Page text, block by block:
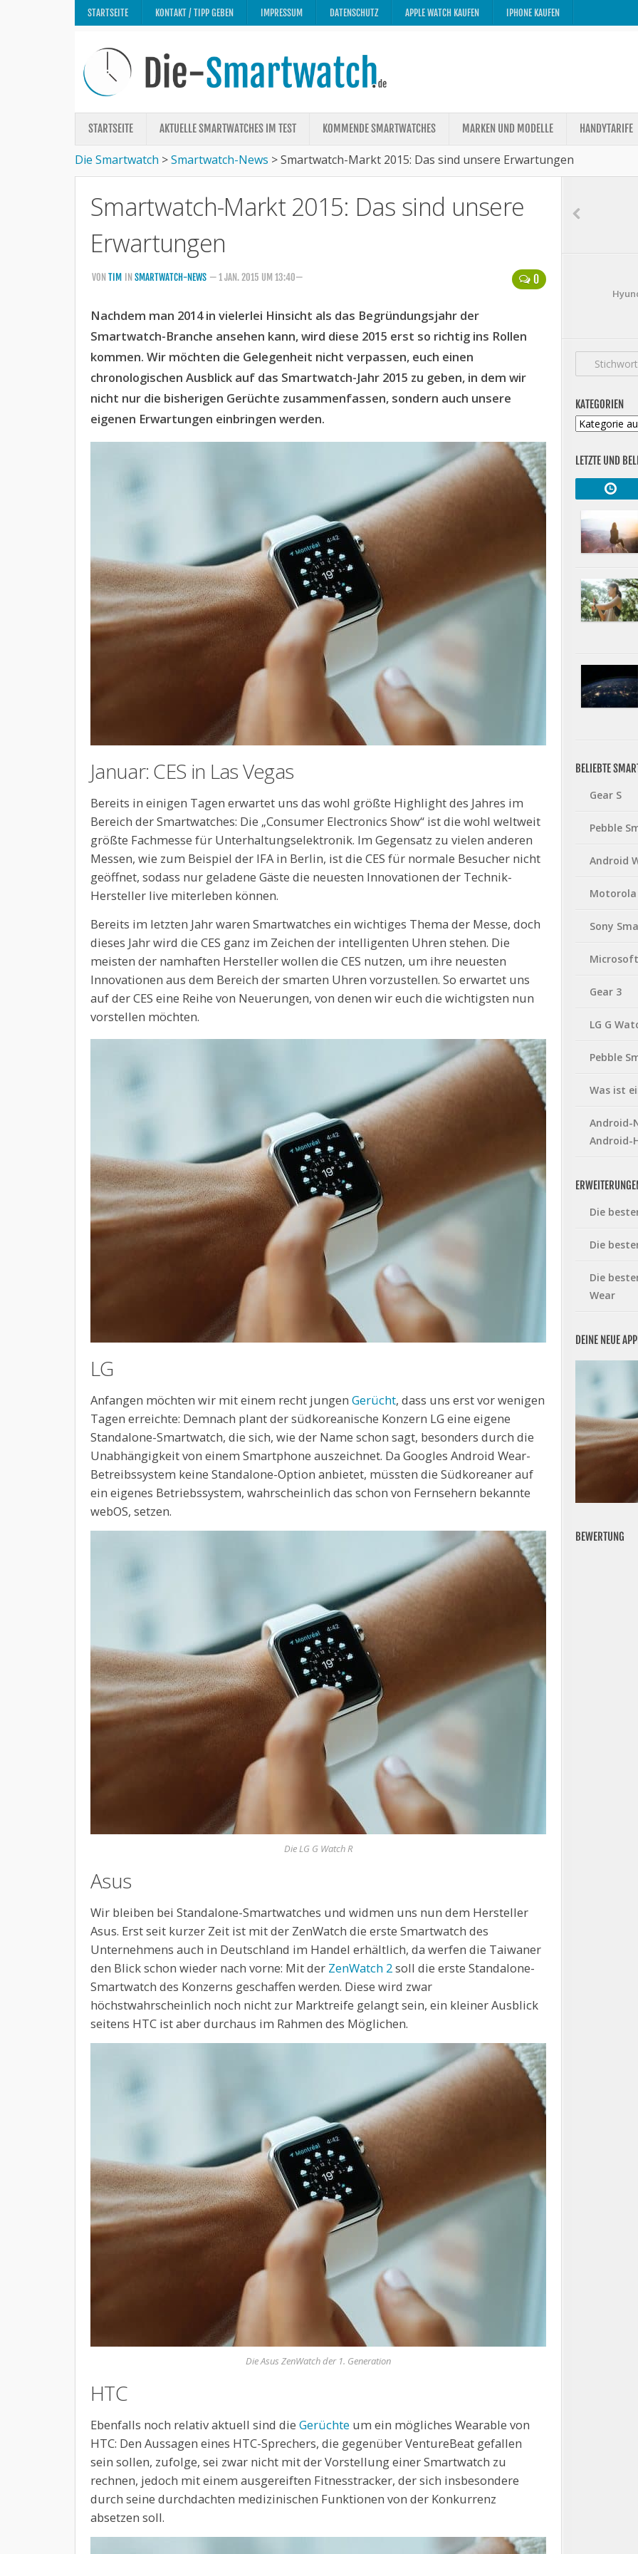
STARTSEITE KONTAKT / TIPP GEBEN IMPRESSUM DATENSCHUTZ APPLE WATCH KAUFEN IPHONE KAUFEN
STARTSEITE AKTUELLE SMARTWATCHES IM TEST KOMMENDE SMARTWATCHES MARKEN UND MODELLE HANDYTARIFE
Die Smartwatch >Smartwatch-News >Smartwatch-Markt 2015: Das sind unsere Erwartungen
Smartwatch-Markt 2015: Das sind unsere
Erwartungen
0
VON TIM IN SMARTWATCH-NEWS — 1 JAN. 2015 UM 13:40—
Nachdem man 2014 in vielerlei Hinsicht als das Begründungsjahr der
Smartwatch-Branche ansehen kann, wird diese 2015 erst so richtig ins Rollen
kommen. Wir möchten die Gelegenheit nicht verpassen, euch einen
chronologischen Ausblick auf das Smartwatch-Jahr 2015 zu geben, in dem wir
nicht nur die bisherigen Gerüchte zusammenfassen, sondern auch unsere
eigenen Erwartungen einbringen werden.
Januar: CES in Las Vegas
Bereits in einigen Tagen erwartet uns das wohl größte Highlight des Jahres im
Bereich der Smartwatches: Die „Consumer Electronics Show“ ist die wohl weltweit
größte Fachmesse für Unterhaltungselektronik. Im Gegensatz zu vielen anderen
Messen, wie zum Beispiel der IFA in Berlin, ist die CES für normale Besucher nicht
geöffnet, sodass nur geladene Gäste die neuesten Innovationen der Technik-
Hersteller live miterleben können.
Bereits im letzten Jahr waren Smartwatches ein wichtiges Thema der Messe, doch
dieses Jahr wird die CES ganz im Zeichen der intelligenten Uhren stehen. Die
meisten der namhaften Hersteller wollen die CES nutzen, um ihre neuesten
Innovationen aus dem Bereich der smarten Uhren vorzustellen. So erwartet uns
auf der CES eine Reihe von Neuerungen, von denen wir euch die wichtigsten nun
vorstellen möchten.
LG
Anfangen möchten wir mit einem recht jungen Gerücht, dass uns erst vor wenigen
Tagen erreichte: Demnach plant der südkoreanische Konzern LG eine eigene
Standalone-Smartwatch, die sich, wie der Name schon sagt, besonders durch die
Unabhängigkeit von einem Smartphone auszeichnet. Da Googles Android Wear-
Betreibssystem keine Standalone-Option anbietet, müssten die Südkoreaner auf
ein eigenes Betriebssystem, wahrscheinlich das schon von Fernsehern bekannte
webOS, setzen.
Die LG G Watch R
Asus
Wir bleiben bei Standalone-Smartwatches und widmen uns nun dem Hersteller
Asus. Erst seit kurzer Zeit ist mit der ZenWatch die erste Smartwatch des
Unternehmens auch in Deutschland im Handel erhältlich, da werfen die Taiwaner
den Blick schon wieder nach vorne: Mit der ZenWatch 2soll die erste Standalone-
Smartwatch des Konzerns geschaffen werden. Diese wird zwar
höchstwahrscheinlich noch nicht zur Marktreife gelangt sein, ein kleiner Ausblick
seitens HTC ist aber durchaus im Rahmen des Möglichen.
Die Asus ZenWatch der 1. Generation
HTC
Ebenfalls noch relativ aktuell sind die Gerüchte um ein mögliches Wearable von
HTC: Den Aussagen eines HTC-Sprechers, die gegenüber VentureBeat gefallen
sein sollen, zufolge, sei zwar nicht mit der Vorstellung einer Smartwatch zu
rechnen, jedoch mit einem ausgereiften Fitnesstracker, der sich insbesondere
durch seine durchdachten medizinischen Funktionen von der Konkurrenz
absetzen soll.
KATEGORIEN
Kategorien
LETZTE UND
BELIEBTE
Gear S
Pebble
Android
Sony
Gear 3
LG G
Pebble
Was ist
Android-
Android-
Die
Die
Die
Wear
DEINE NEUE
BEWERTUNG